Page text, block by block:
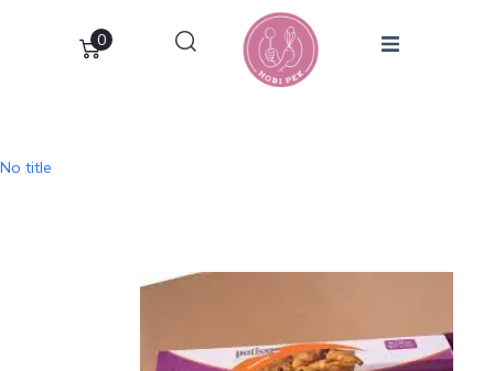
0
No title